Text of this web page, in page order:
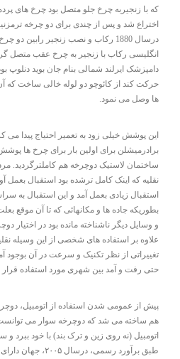
که با زنجیربه چرخ جلو متصل بود چرخ های
اختراع شد و پس از چندی برای دو چرخه
درسال 1880 رکاب و نصب زنجیر رابین
انگلیسی رکاب با زنجیر به چرخ عقب متصل
دامپزشک ایرلند شمالی بنام جان بوید دنلوپ
حرکت کند از کائوچو دو لوله خالی ساخت که
ها وصل می نمود.
برادرمیشلن برای اولین بار برای چرخ ها
ساختمان لاستیک دوچرخه هم کاملترگردید.
نقلیه که اینک کامل ترشده بود استقبال بعمل
استقبال زیادی بعمل آمد و این استقبال به
بطوریکه جاده ها و مکانهائی که تا آن موقع
و وسایل دیگر ناشناخته مانده بود در اختیار
علاوه بر استفاده های شخصی از این وسیله
تغییراتی از نظر تکنیک و سرعت در آن بوجود
حتی رفت و آمد بین شهری مورد استفاده قرار
پیش از عمومی شدن استفاده از اتومبیل،
هم ساخته می شد که دوچرخه سوار می
اتومبیل (نه روی زین و ترک بند) با خود ببرد و
طبق برآورد رسمی،